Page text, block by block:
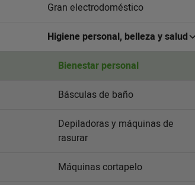
Gran electrodoméstico
Higiene personal, belleza y salud
Bienestar personal
Básculas de baño
Depiladoras y máquinas de
rasurar
Máquinas cortapelo